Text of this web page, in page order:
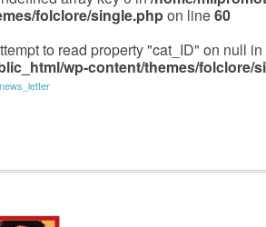
folclore/single.phpon line60
to read property "cat_ID" on null in
wp-content/themes/folclore/